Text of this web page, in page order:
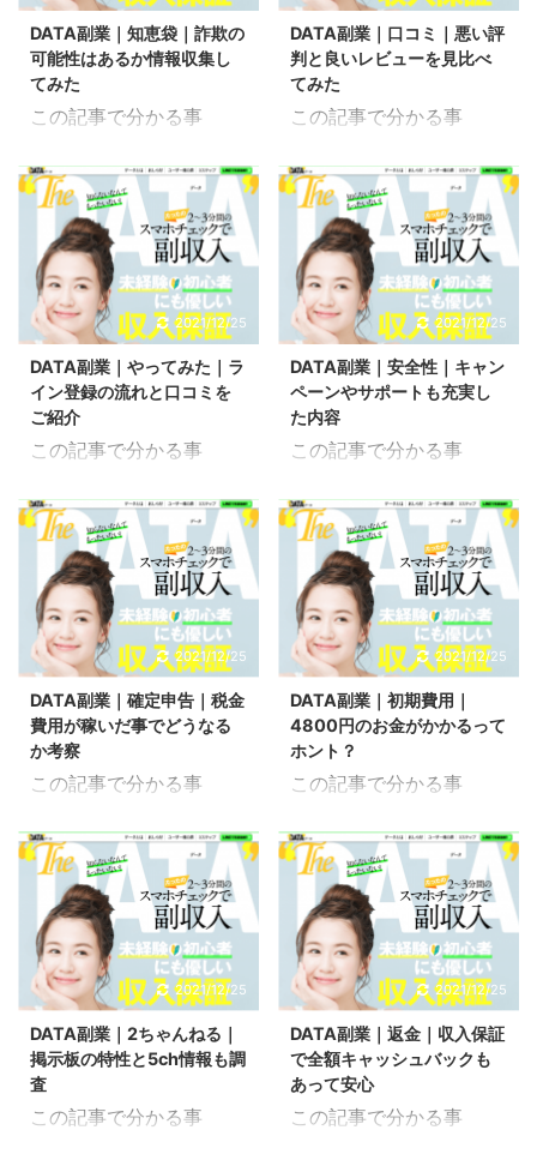
えることもなくすんなり
と作業に取り掛かること
も出来ると思います。
DATA副業はスマホだけ
で出来るということが最
り方や作業内容として何
するのかについて解説し
ていきます。 こちらの記
事では、DATA副業の全
体的な概要になっている
ので合わせてご覧くださ
い。 気になる内容へ移動
DATA(データ)副業の仕
...
ますが、詐欺まがいな副
業も増えてきているので
情報を把握しておくだけ
でも危ない副業を回避す
ることにも繋がります。
なのか運営会社を中心に
解説していきます。 こち
らの記事では、DATA副
業の全体的な概要になっ
ているので合わせてご覧
ください。 気になる内容
へ移動 DATA(データ)副
業の運営会社 DIG ...
DATA副業｜知恵袋｜詐欺の
可能性はあるか情報収集し
てみた
この記事で分かる事
報 DATA副業の詐欺の可
能性 こちらはDATA(デー
タ)という副業のヤフー
知恵袋について検証して
みた記事です。 ヤフー知
恵袋というのはYahoo!ID
を持っている方なら誰で
も質問や回答が行なうこ
とが出来る
Yahoo!JAPANが提供し
ているサービスになって
する知恵袋に質問や回答
がいくつか得られていた
のでそちらを基に詐欺の
可能性はあるのかについ
ても解説していきます。
こちらの記事では、
DATA副業の全体的な概
要になっているので合わ
せてご ...
DATA副業｜口コミ｜悪い評
判と良いレビューを見比べ
てみた
この記事で分かる事
DATA副業の良い口コミ
こちらはDATA(データ)と
いう副業の口コミついて
検証してみた記事です。
これまでにも口コミや評
判については検証してき
ていますが、悪い評判と
いうのも知っておくとデ
メリットを事前に確認出
来るので参考に出来ると
思います。 DATA副業の
悪い評判についても解説
していきます。 こちらの
記事では、DATA副業の
全体的な概要になってい
るので合わせてご覧くだ
さい。口コミも掲載して
います。 気になる内容へ
移動 DATA(データ)副 ...
2021/12/25
DATA副業｜やってみた｜ラ
イン登録の流れと口コミを
ご紹介
この記事で分かる事
の流れ DATA副業をやっ
てみた人の口コミ こちら
はDATA(データ)という副
業をやってみた内容につ
いて検証してみた記事で
す。 副業としてどのよう
なものなのかは評判や評
価を確認することで理解
することは出来ても実際
にやってみないと分から
ないことも多くあると思
イン登録の流れからやっ
てみた人の口コミについ
て解説していきます。 こ
ちらの記事では、DATA
副業の全体的な概要にな
っているので合わせてご
覧ください。 気になる内
容へ移動 DATA(デー ...
2021/12/25
DATA副業｜安全性｜キャン
ペーンやサポートも充実し
た内容
この記事で分かる事
DATA副業のサポート こ
ちらはDATA(データ)とい
う副業の安全性ついて検
証してみた記事です。 ど
うせ副業を始めるなら怪
しいビジネスよりも評判
も良さそうな安全性があ
る副業をやってみたいと
いうのは当然のことだと
思います。 DATA副業の
安全性やキャンペーンサ
ついても解説していきま
す。 こちらの記事では、
DATA副業の全体的な概
要になっているので合わ
せてご覧ください。 気に
なる内容へ移動 DATA(デ
ータ)副業の安全性 作業
ノルマがない こちら ...
2021/12/25
DATA副業｜確定申告｜税金
費用が稼いだ事でどうなる
か考察
この記事で分かる事
DATA副業の活用方法 こ
ちらはDATA(データ)とい
う副業の確定申告ついて
検証してみた記事です。
副業として5万円～70万
円が稼げるとされていま
すが、稼いだことで税金
や確定申告にどのような
影響が出てくるのか知り
たい人もいるはずです。
DATA副業の税金費用か
2021/12/25
DATA副業｜初期費用｜
4800円のお金がかかるって
ホント？
この記事で分かる事
DATA副業の費用に含ま
れるもの こちらは
DATA(データ)という副業
の初期費用について検証
してみた記事です。 初期
費用にお金がかかると悩
んでしまう方もいるかも
しれませんがすぐに回収
出来るような金額であれ
ば不安もなくなると思い
ます。 DATA副業の初期
2021/12/25
DATA副業｜2ちゃんねる｜
掲示板の特性と5ch情報も調
査
この記事で分かる事
2021/12/25
DATA副業｜返金｜収入保証
で全額キャッシュバックも
あって安心
この記事で分かる事